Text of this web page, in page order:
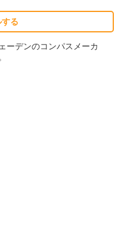
する
ーデンのコンパスメーカ